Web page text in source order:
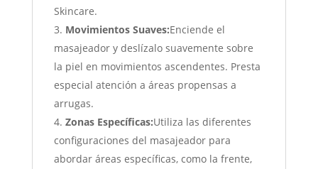
Skincare.
Movimientos Suaves:Enciende el
masajeador y deslízalo suavemente sobre
la piel en movimientos ascendentes. Presta
especial atención a áreas propensas a
arrugas.
Zonas Específicas:Utiliza las diferentes
configuraciones del masajeador para
abordar áreas específicas, como la frente,